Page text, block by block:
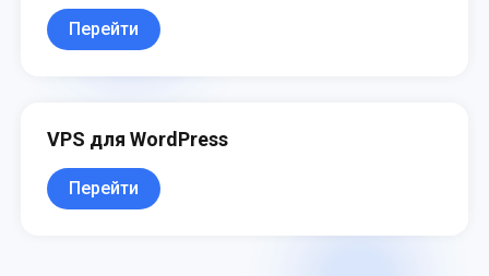
Перейти
VPS для WordPress
Перейти